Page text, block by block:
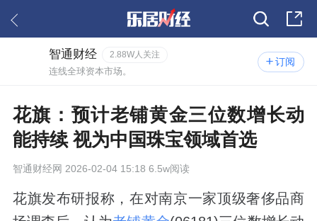
订阅
智通财经 2.88W人关注
连线全球资本市场。
花旗：预计老铺黄金三位数增长动
能持续 视为中国珠宝领域首选
智通财经网 2026-02-04 15:18 6.5w阅读
花旗发布研报称，在对南京一家顶级奢侈品商